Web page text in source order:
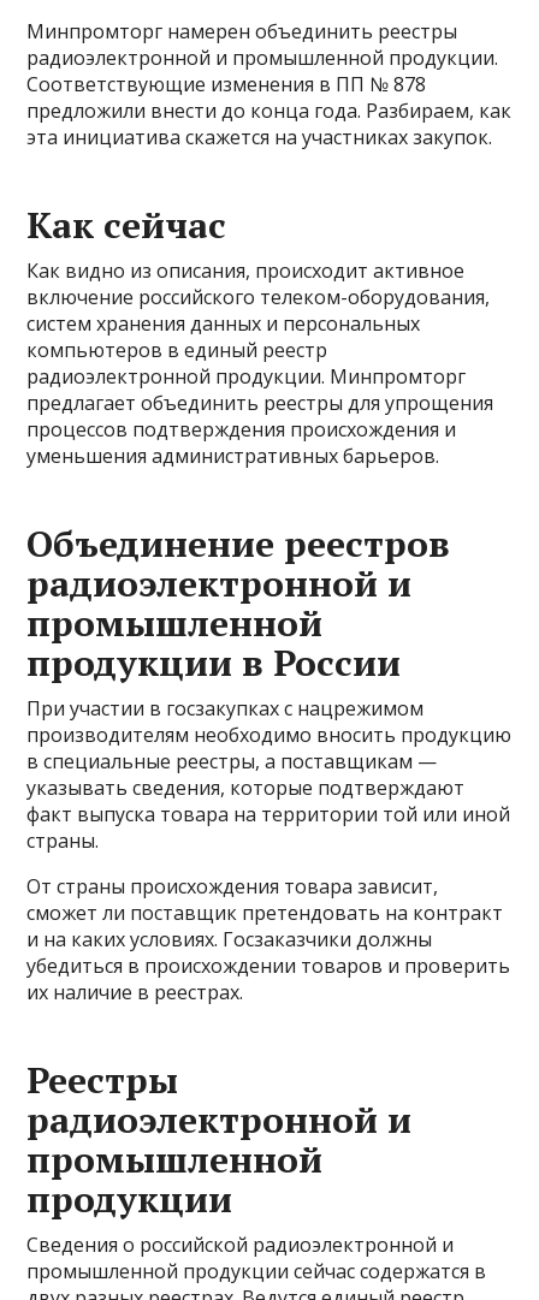
Минпромторг намерен объединить реестры
радиоэлектронной и промышленной продукции.
Соответствующие изменения в ПП № 878
предложили внести до конца года. Разбираем, как
эта инициатива скажется на участниках закупок.
Как сейчас
Как видно из описания, происходит активное
включение российского телеком-оборудования,
систем хранения данных и персональных
компьютеров в единый реестр
радиоэлектронной продукции. Минпромторг
предлагает объединить реестры для упрощения
процессов подтверждения происхождения и
уменьшения административных барьеров.
Объединение реестров
радиоэлектронной и
промышленной
продукции в России
При участии в госзакупках с нацрежимом
производителям необходимо вносить продукцию
в специальные реестры, а поставщикам —
указывать сведения, которые подтверждают
факт выпуска товара на территории той или иной
страны.
От страны происхождения товара зависит,
сможет ли поставщик претендовать на контракт
и на каких условиях. Госзаказчики должны
убедиться в происхождении товаров и проверить
их наличие в реестрах.
Реестры
радиоэлектронной и
промышленной
продукции
Сведения о российской радиоэлектронной и
промышленной продукции сейчас содержатся в